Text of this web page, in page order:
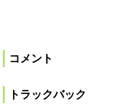
コメント
トラックバック